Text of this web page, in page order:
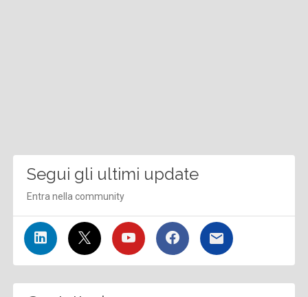
Segui gli ultimi update
Entra nella community